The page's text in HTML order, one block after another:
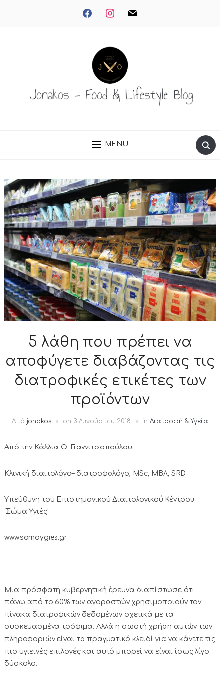
facebookinstagrammail
MENU
5 λάθη που πρέπει να
αποφύγετε διαβάζοντας τις
διατροφικές ετικέτες των
προϊόντων
Από jonakos on 3 Αυγούστου 2018 in Διατροφή & Υγεία
Από την Κάλλια Θ. Γιαννιτσοπούλου
Κλινική διαιτολόγο– διατροφολόγο, ΜSc, MBA, SRD
Υπεύθυνη του Επιστημονικού Διαιτολογικού Κέντρου
΄Σώμα Υγιές’
www.somaygies.gr
Μια πρόσφατη κυβερνητική έρευνα διαπίστωσε ότι
πάνω από το 60% των αγοραστών χρησιμοποιούν τον
πίνακα διατροφικών δεδομένων σχετικά με τα
συσκευασμένα τρόφιμα. Αλλά η σωστή χρήση αυτών των
πληροφοριών είναι το πραγματικό κλειδί για να κάνετε τις
πιο υγιεινές επιλογές και αυτό μπορεί να είναι ίσως λίγο
δύσκολο.